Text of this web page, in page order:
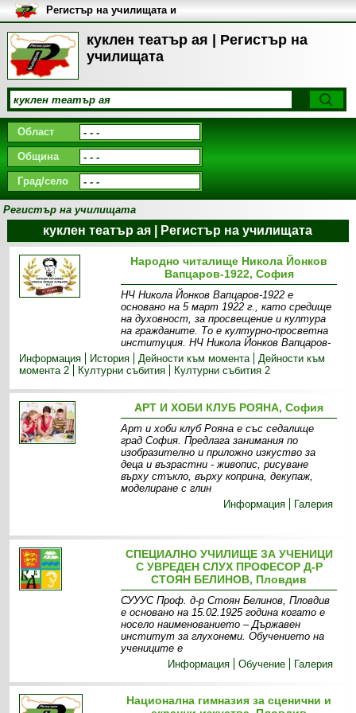
куклен театър ая | Регистър на
училищата
Регистър на училищата и
университетите в България
Област
Община
Град/село
Регистър на училищата
куклен театър ая | Регистър на училищата
Народно читалище Никола Йонков
Вапцаров-1922, София
НЧ Никола Йонков Вапцаров-1922 е
основано на 5 март 1922 г., като средище
на духовност, за просвещение и култура
на гражданите. То е културно-просветна
институция. НЧ Никола Йонков Вапцаров-
Информация
История Дейности към момента
Дейности към
момента 2
Културни събития Културни събития 2
АРТ И ХОБИ КЛУБ РОЯНА, София
Арт и хоби клуб Рояна е със седалище
град София. Предлага занимания по
изобразително и приложно изкуство за
деца и възрастни - живопис, рисуване
върху стъкло, върху коприна, декупаж,
моделиране с глин
Информация
Галерия
СПЕЦИАЛНО УЧИЛИЩЕ ЗА УЧЕНИЦИ
С УВРЕДЕН СЛУХ ПРОФЕСОР Д-Р
СТОЯН БЕЛИНОВ, Пловдив
СУУУС Проф. д-р Стоян Белинов, Пловдив
е основано на 15.02.1925 година когато е
носело наименованието – Държавен
институт за глухонеми. Обучението на
учениците е
Информация
Обучение Галерия
Национална гимназия за сценични и